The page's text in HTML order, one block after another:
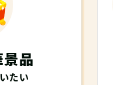
品
たい